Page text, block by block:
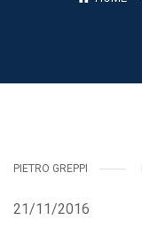
PIETRO GREPPI
21/11/2016